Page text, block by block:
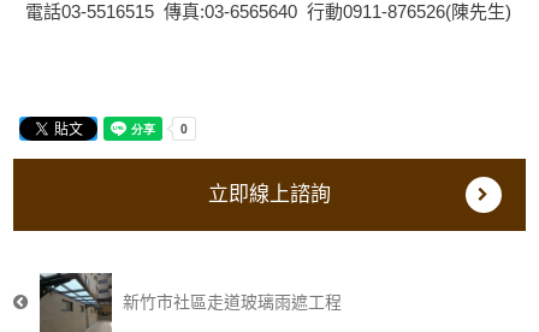
電話03-5516515 傳真:03-6565640 行動0911-876526(陳先生)
立即線上諮詢
新竹市社區走道玻璃雨遮工程